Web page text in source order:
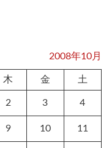
2008年10月
木 金 土
2 3 4
9 10 11